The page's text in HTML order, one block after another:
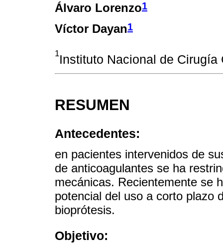
Álvaro Lorenzo1
Víctor Dayan1
1Instituto Nacional de Cirugía
RESUMEN
Antecedentes:
en pacientes intervenidos de
de anticoagulantes se ha
mecánicas. Recientemente se
potencial del uso a corto plazo
bioprótesis.
Objetivo: